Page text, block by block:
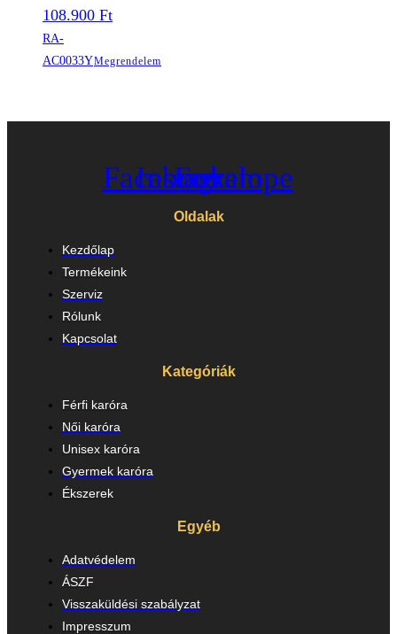
108.900 Ft
RA-
AC0033YMegrendelem
Facebook
Instagram
Envelope
Oldalak
Kezdőlap
Termékeink
Szerviz
Rólunk
Kapcsolat
Kategóriák
Férfi karóra
Női karóra
Unisex karóra
Gyermek karóra
Ékszerek
Egyéb
Adatvédelem
ÁSZF
Visszaküldési szabályzat
Impresszum